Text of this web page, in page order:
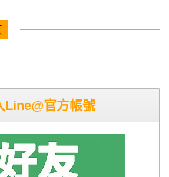
Line@官方帳號